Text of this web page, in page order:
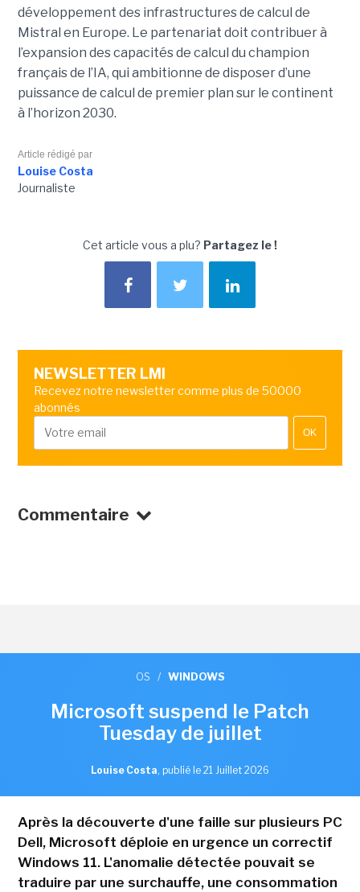
développement des infrastructures de calcul de
Mistral en Europe. Le partenariat doit contribuer à
l’expansion des capacités de calcul du champion
français de l’IA, qui ambitionne de disposer d’une
puissance de calcul de premier plan sur le continent
à l’horizon 2030.
Article rédigé par
Louise Costa
Journaliste
Cet article vous a plu? Partagez le !
NEWSLETTER LMI
Recevez notre newsletter comme plus de 50000
abonnés
OK
Commentaire
OS / WINDOWS
Microsoft suspend le Patch
Tuesday de juillet
Louise Costa, publié le 21 Juillet 2026
Après la découverte d'une faille sur plusieurs PC
Dell, Microsoft déploie en urgence un correctif
Windows 11. L'anomalie détectée pouvait se
traduire par une surchauffe, une consommation